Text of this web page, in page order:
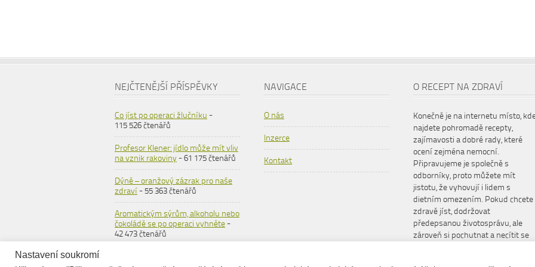
NEJČTENĚJŠÍ PŘÍSPĚVKY
Co jíst po operaci žlučníku -
115 526 čtenářů
Profesor Klener: jídlo může mít vliv
na vznik rakoviny- 61 175 čtenářů
Dýně – oranžový zázrak pro naše
zdraví- 55 363 čtenářů
Aromatickým sýrům, alkoholu nebo
čokoládě se po operaci vyhněte-
42 473 čtenářů
NAVIGACE
O nás
Inzerce
Kontakt
O RECEPT NA ZDRAVÍ
Konečně je na internetu místo,
najdete pohromadě recepty,
zajímavosti a dobré rady, které
ocení zejména nemocní.
Připravujeme je společně s
odborníky, proto můžete mít
jistotu, že vyhovují i lidem s
dietním omezením. Pokud chcete
zdravě jíst, dodržovat
předepsanou životosprávu, ale
zároveň si pochutnat a necítit se
Nastavení soukromí